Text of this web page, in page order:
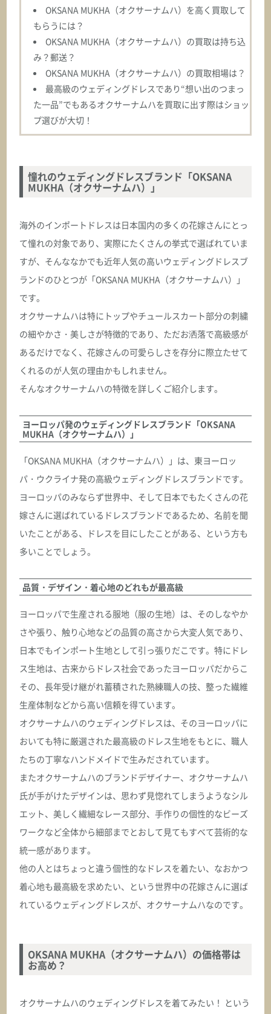
オクサーナムハ
BRIANA ブリアナ
ASK
オクサーナムハ
BRITNEY ブリトニー
オクサーナムハ
ASK
オクサーナムハ
CAMEA カメア
ASK
オクサーナムハ
オクサーナムハ
CAMILLA カミラ
ASK
CARINE カリーヌ
オクサーナムハ
CARMEN カルメン
ASK
オクサーナムハ
CAROLINE キャロライン
オクサーナムハ
CASABLANCA カサブランカ
ASK
オクサーナムハ
CATALEYA_1 カタレヤ_1
ASK
オクサーナムハ
CATE ケイト
ASK
OKSANA MUKHA（オクサーナムハ）を高く買取して
もらうには？
OKSANA MUKHA（オクサーナムハ）の買取は持ち込
み？郵送？
OKSANA MUKHA（オクサーナムハ）の買取相場は？
最高級のウェディングドレスであり“想い出のつまっ
た一品”でもあるオクサーナムハを買取に出す際はショッ
プ選びが大切！
憧れのウェディングドレスブランド「OKSANA
MUKHA（オクサーナムハ）」
海外のインポートドレスは日本国内の多くの花嫁さんにとっ
て憧れの対象であり、実際にたくさんの挙式で選ばれていま
すが、そんななかでも近年人気の高いウェディングドレスブ
ランドのひとつが「OKSANA MUKHA（オクサーナムハ）」
です。
オクサーナムハは特にトップやチュールスカート部分の刺繍
の細やかさ・美しさが特徴的であり、ただお洒落で高級感が
あるだけでなく、花嫁さんの可愛らしさを存分に際立たせて
くれるのが人気の理由かもしれません。
そんなオクサーナムハの特徴を詳しくご紹介します。
ヨーロッパ発のウェディングドレスブランド「OKSANA
MUKHA（オクサーナムハ）」
「OKSANA MUKHA（オクサーナムハ）」は、東ヨーロッ
パ・ウクライナ発の高級ウェディングドレスブランドです。
ヨーロッパのみならず世界中、そして日本でもたくさんの花
嫁さんに選ばれているドレスブランドであるため、名前を聞
いたことがある、ドレスを目にしたことがある、という方も
多いことでしょう。
品質・デザイン・着心地のどれもが最高級
ヨーロッパで生産される服地（服の生地）は、そのしなやか
さや張り、触り心地などの品質の高さから大変人気であり、
日本でもインポート生地として引っ張りだこです。特にドレ
ス生地は、古来からドレス社会であったヨーロッパだからこ
その、長年受け継がれ蓄積された熟練職人の技、整った繊維
生産体制などから高い信頼を得ています。
オクサーナムハのウェディングドレスは、そのヨーロッパに
おいても特に厳選された最高級のドレス生地をもとに、職人
たちの丁寧なハンドメイドで生みだされています。
またオクサーナムハのブランドデザイナー、オクサーナムハ
氏が手がけたデザインは、思わず見惚れてしまうようなシル
エット、美しく繊細なレース部分、手作りの個性的なビーズ
ワークなど全体から細部までとおして見てもすべて芸術的な
統一感があります。
他の人とはちょっと違う個性的なドレスを着たい、なおかつ
着心地も最高級を求めたい、という世界中の花嫁さんに選ば
れているウェディングドレスが、オクサーナムハなのです。
OKSANA MUKHA（オクサーナムハ）の価格帯は
お高め？
オクサーナムハのウェディングドレスを着てみたい！ という